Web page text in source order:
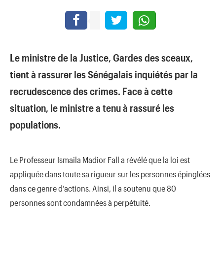
Le ministre de la Justice, Gardes des sceaux,
tient à rassurer les Sénégalais inquiétés par la
recrudescence des crimes. Face à cette
situation, le ministre a tenu à rassuré les
populations.
Le Professeur Ismaila Madior Fall a révélé que la loi est
appliquée dans toute sa rigueur sur les personnes épinglées
dans ce genre d’actions. Ainsi, il a soutenu que 80
personnes sont condamnées à perpétuité.